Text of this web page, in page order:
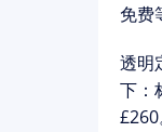
免费
透明
下：